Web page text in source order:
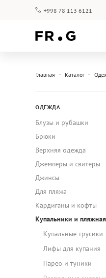
+998 78 113 6121
Главная Каталог
ОДЕЖДА
Блузы и рубашки
Брюки
Верхняя одежда
Джемперы и свитеры
Джинсы
Для пляжа
Кардиганы и кофты
Купальники и
Купальные трусики
Лифы для купания
Парео и туники